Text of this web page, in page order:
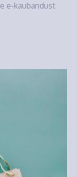
e-kaubandust